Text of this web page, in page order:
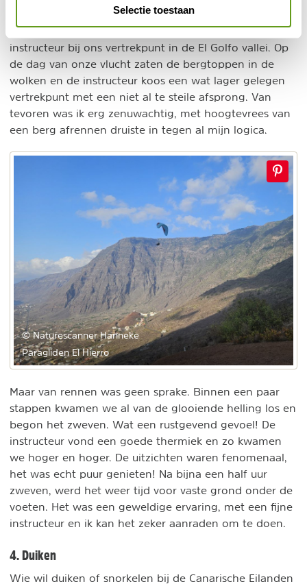
Selectie toestaan
Ik mocht zelf ook het paragliden ervaren via een
tandemvlucht met instructeur. We ontmoetten de
instructeur bij ons vertrekpunt in de El Golfo vallei. Op
de dag van onze vlucht zaten de bergtoppen in de
wolken en de instructeur koos een wat lager gelegen
vertrekpunt met een niet al te steile afsprong. Van
tevoren was ik erg zenuwachtig, met hoogtevrees van
een berg afrennen druiste in tegen al mijn logica.
© Naturescanner Hanneke
Paragliden El Hierro
Maar van rennen was geen sprake. Binnen een paar
stappen kwamen we al van de glooiende helling los en
begon het zweven. Wat een rustgevend gevoel! De
instructeur vond een goede thermiek en zo kwamen
we hoger en hoger. De uitzichten waren fenomenaal,
het was echt puur genieten! Na bijna een half uur
zweven, werd het weer tijd voor vaste grond onder de
voeten. Het was een geweldige ervaring, met een fijne
instructeur en ik kan het zeker aanraden om te doen.
4. Duiken
Wie wil duiken of snorkelen bij de Canarische Eilanden